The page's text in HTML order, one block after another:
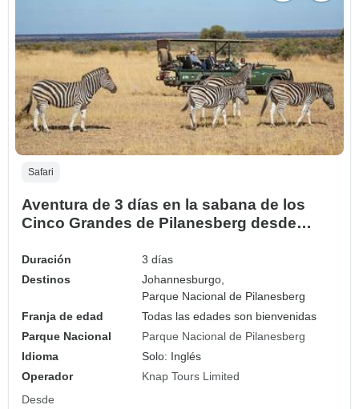
Safari
Aventura de 3 días en la sabana de los
Cinco Grandes de Pilanesberg desde
Duración
3 días
Destinos
Johannesburgo,
Parque Nacional de Pilanesberg
Franja de edad
Todas las edades son bienvenidas
Parque Nacional
Parque Nacional de Pilanesberg
Idioma
Solo: Inglés
Operador
Knap Tours Limited
Desde